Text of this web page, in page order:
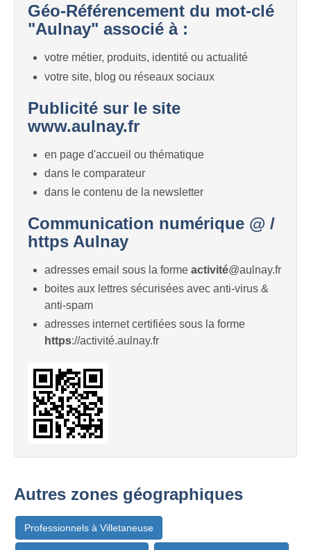
Géo-Référencement du mot-clé
"Aulnay" associé à :
votre métier, produits, identité ou actualité
votre site, blog ou réseaux sociaux
Publicité sur le site
www.aulnay.fr
en page d'accueil ou thématique
dans le comparateur
dans le contenu de la newsletter
Communication numérique @ /
https Aulnay
adresses email sous la forme activité@aulnay.fr
boites aux lettres sécurisées avec anti-virus &
anti-spam
adresses internet certifiées sous la forme
https://activité.aulnay.fr
Autres zones géographiques
Professionnels à Villetaneuse